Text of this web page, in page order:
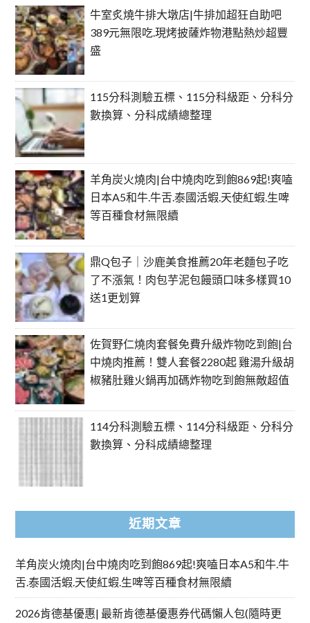
牛室炙燒牛排大墩店|牛排加超狂自助吧
389元無限吃.現烤披薩炸物港點熱炒超豐
盛
115分科測驗五標、115分科級距、分科分
數換算、分科成績總整理
羊角炭火燒肉|台中燒肉吃到飽869起!爽嗑
日本A5和牛.牛舌.泰國活蝦.天使紅蝦.生啤
等百種食材無限續
鼎Q包子｜沙鹿美食推薦20年老麵包子吃
了不漲氣！肉包芋泥包饅頭口味多樣買10
送1更划算
佐賀野仁燒肉套餐免費升級炸物吃到飽|台
中燒肉推薦！雙人套餐2280起 雞湯升級胡
椒豬肚雞火鍋再加碼炸物吃到飽無敵超值
114分科測驗五標、114分科級距、分科分
數換算、分科成績總整理
近期文章
羊角炭火燒肉|台中燒肉吃到飽869起!爽嗑日本A5和牛.牛
舌.泰國活蝦.天使紅蝦.生啤等百種食材無限續
2026肯德基優惠| 最新肯德基優惠券代碼懶人包(隨時更